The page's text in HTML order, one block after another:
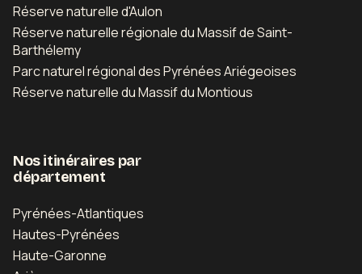
Réserve naturelle d'Aulon
Réserve naturelle régionale du Massif de Saint-
Barthélemy
Parc naturel régional des Pyrénées Ariégeoises
Réserve naturelle du Massif du Montious
Nos itinéraires par
département
Pyrénées-Atlantiques
Hautes-Pyrénées
Haute-Garonne